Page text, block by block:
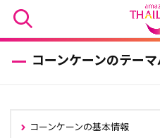
コーンケーンのテー
コーンケーンの基本情報